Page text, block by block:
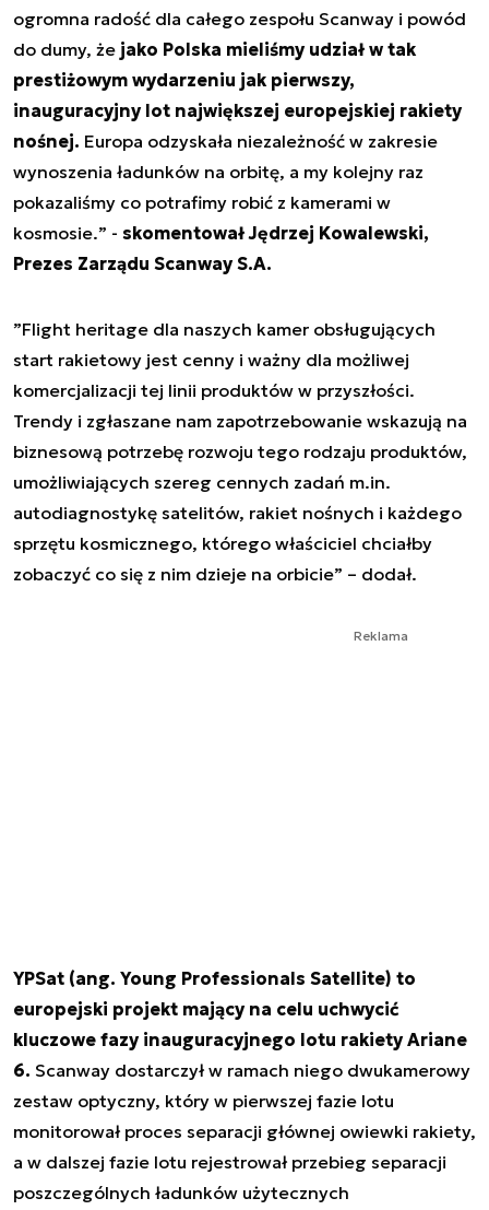
ogromna radość dla całego zespołu Scanway i powód
do dumy, że jako Polska mieliśmy udział w tak
prestiżowym wydarzeniu jak pierwszy,
inauguracyjny lot największej europejskiej rakiety
nośnej. Europa odzyskała niezależność w zakresie
wynoszenia ładunków na orbitę, a my kolejny raz
pokazaliśmy co potrafimy robić z kamerami w
kosmosie.” - skomentował Jędrzej Kowalewski,
Prezes Zarządu Scanway S.A.
”Flight heritage dla naszych kamer obsługujących
start rakietowy jest cenny i ważny dla możliwej
komercjalizacji tej linii produktów w przyszłości.
Trendy i zgłaszane nam zapotrzebowanie wskazują na
biznesową potrzebę rozwoju tego rodzaju produktów,
umożliwiających szereg cennych zadań m.in.
autodiagnostykę satelitów, rakiet nośnych i każdego
sprzętu kosmicznego, którego właściciel chciałby
zobaczyć co się z nim dzieje na orbicie” – dodał.
Reklama
YPSat (ang. Young Professionals Satellite) to
europejski projekt mający na celu uchwycić
kluczowe fazy inauguracyjnego lotu rakiety Ariane
6. Scanway dostarczył w ramach niego dwukamerowy
zestaw optyczny, który w pierwszej fazie lotu
monitorował proces separacji głównej owiewki rakiety,
a w dalszej fazie lotu rejestrował przebieg separacji
poszczególnych ładunków użytecznych